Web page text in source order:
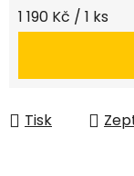
Měrná cena:
1 190 Kč / 1 ks
Tisk